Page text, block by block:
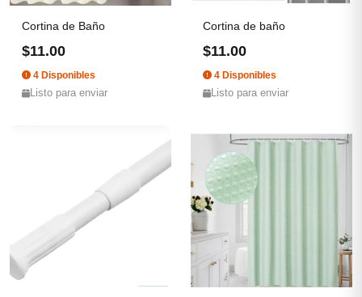
Cortina de Baño
$11.00
4 Disponibles
Listo para enviar
Cortina de baño
$11.00
4 Disponibles
Listo para enviar